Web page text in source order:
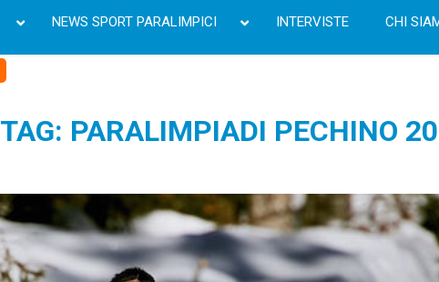
NEWS SPORT PARALIMPICI INTERVISTE CHI
TAG: PARALIMPIADI PECHINO